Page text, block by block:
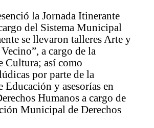
la Jornada Itinerante
del Sistema Municipal
se llevaron talleres Arte y
a cargo de la
Cultura; así como
por parte de la
Educación y asesorías en
Humanos a cargo de
Municipal de Derechos